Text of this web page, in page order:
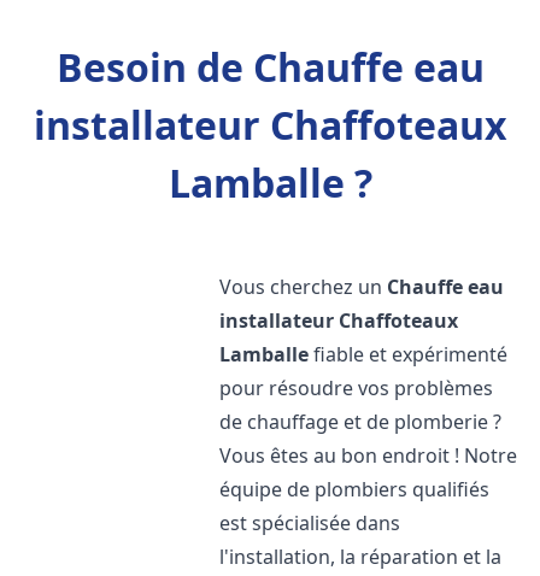
Besoin de Chauffe eau
installateur Chaffoteaux
Lamballe ?
Vous cherchez un Chauffe eau
installateur Chaffoteaux
Lamballefiable et expérimenté
pour résoudre vos problèmes
de chauffage et de plomberie ?
Vous êtes au bon endroit ! Notre
équipe de plombiers qualifiés
est spécialisée dans
l'installation, la réparation et la